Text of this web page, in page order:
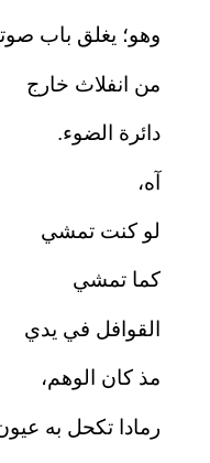
وهو؛ يغلق باب
من انفلاث خارج
دائرة الضوء.
آه،
لو كنت تمشي
كما تمشي
القوافل في يدي
مذ كان الوهم،
رمادا تكحل به عيون